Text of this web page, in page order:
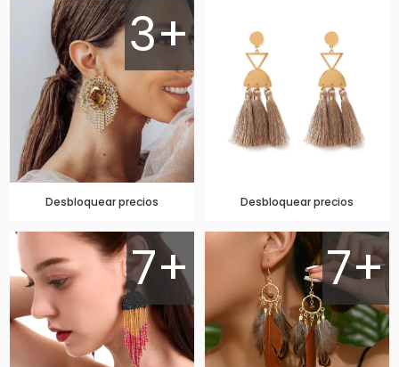
3+
Desbloquear precios Desbloquear precios
7+ 7+